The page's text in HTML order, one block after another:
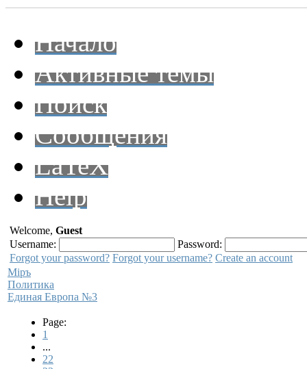
Начало
Активные темы
Поиск
Сообщения
LaTeX
Help
Welcome, Guest
Username:
Password:
Forgot your password? Forgot your username? Create an account
Мiръ
Политика
Единая Европа №3
Page:
1
...
22